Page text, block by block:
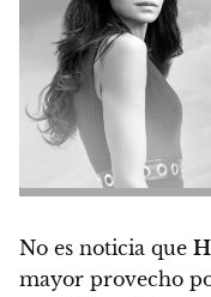
No es noticia que
mayor provecho